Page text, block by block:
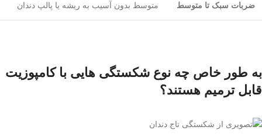
ضربات سبک تا متوسط
متوسط بدون آسیب به ریشه یا پالپ دندان
به طور خاص چه نوع شکستگی هایی با کامپوزیت
قابل ترمیم هستند؟